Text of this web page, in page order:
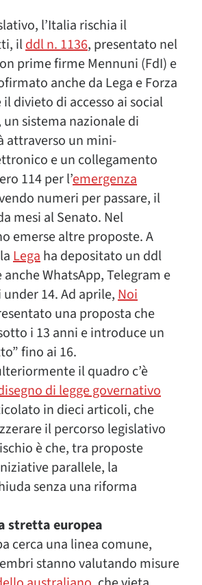
l’Italia rischia il
ilddl n. 1136, presentato nel
prime firme Mennuni (FdI) e
anche da Lega e Forza
divieto di accesso ai social
sistema nazionale di
attraverso un mini-
e un collegamento
114 per l’emergenza
numeri per passare, il
mesi al Senato. Nel
emerse altre proposte. A
Legaha depositato un ddl
WhatsApp, Telegram e
under 14. Ad aprile,Noi
una proposta che
i 13 anni e introduce un
fino ai 16.
il quadro c’è
di legge governativo
in dieci articoli, che
il percorso legislativo
è che, tra proposte
parallele, la
senza una riforma
stretta europea
cerca una linea comune,
stanno valutando misure